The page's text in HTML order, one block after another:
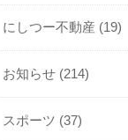
にしつー不動産 (19)
お知らせ (214)
スポーツ (37)